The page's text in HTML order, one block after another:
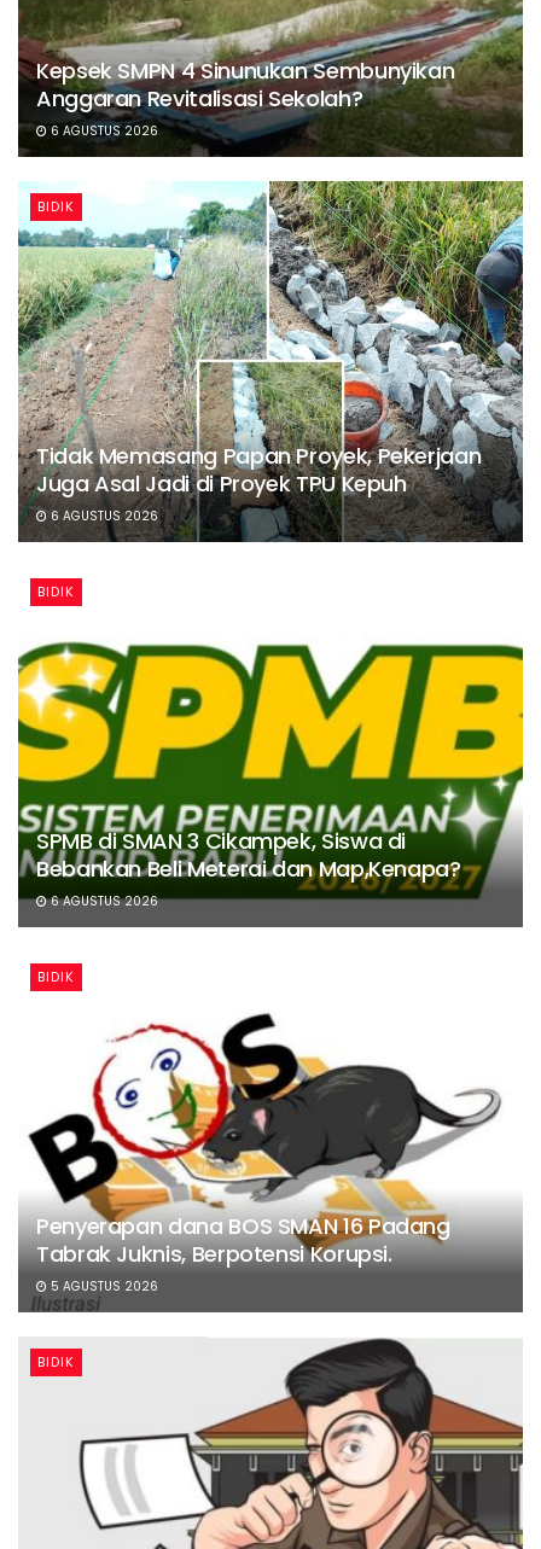
Kepsek SMPN 4 Sinunukan Sembunyikan
Anggaran Revitalisasi Sekolah?
6 AGUSTUS 2026
BIDIK
Tidak Memasang Papan Proyek, Pekerjaan
Juga Asal Jadi di Proyek TPU Kepuh
6 AGUSTUS 2026
BIDIK
SPMB di SMAN 3 Cikampek, Siswa di
Bebankan Beli Meterai dan Map,Kenapa?
6 AGUSTUS 2026
BIDIK
Penyerapan dana BOS SMAN 16 Padang
Tabrak Juknis, Berpotensi Korupsi.
5 AGUSTUS 2026
BIDIK